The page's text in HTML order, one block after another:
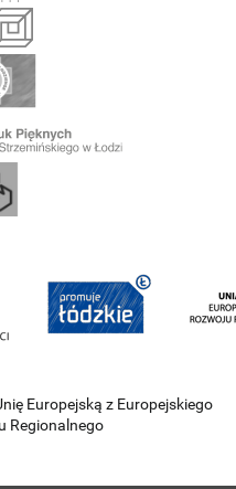
Europejską z Europejskiego
Regionalnego